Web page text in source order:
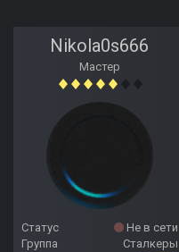
Nikola0s666
Мастер
Статус
Не в сети
Группа
Сталкеры